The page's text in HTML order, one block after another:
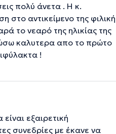
πολύ άνετα . Η κ.
στο αντικείμενο της φιλική
το νεαρό της ηλικίας της
καλυτερα απο το πρώτο
!
εξαιρετική
συνεδρίες με έκανε να